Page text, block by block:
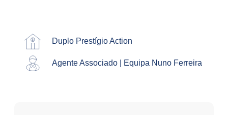
Duplo Prestígio Action
Agente Associado | Equipa Nuno Ferreira